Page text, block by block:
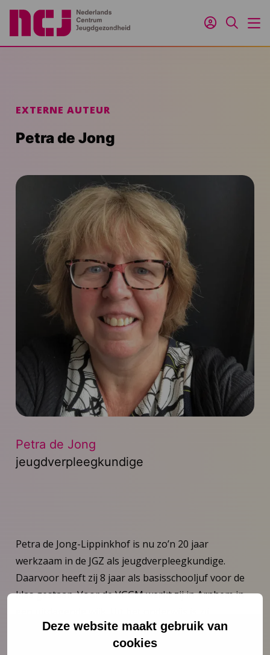
Deze website maakt gebruik van
cookies
Inloggen
Zoeken
EXTERNE AUTEUR
Petra de Jong
Petra de Jong
jeugdverpleegkundige
Petra de Jong-Lippinkhof is nu zo’n 20 jaar
werkzaam in de JGZ als jeugdverpleegkundige.
Daarvoor heeft zij 8 jaar als basisschooljuf voor de
klas gestaan. Voor de VGGM werkt zij in Arnhem in
‘gevlucht’, maar het graag andere mensen iets leren
is ze altijd leuk blijven vinden. Petra geeft nu bij de